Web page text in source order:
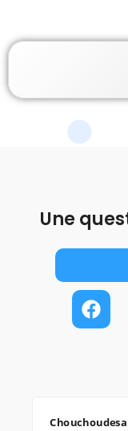
Une